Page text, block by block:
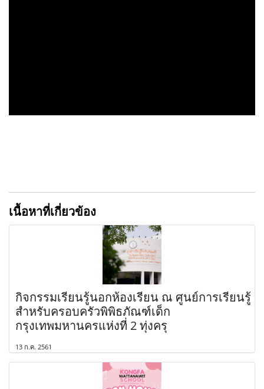
เนื้อหาที่เกี่ยวข้อง
กิจกรรมเรียนรู้นอกห้องเรียน ณ ศูนย์การเรียนรู้
สำหรับครอบครัวพิพิธภัณฑ์เด็ก
กรุงเทพมหานครแห่งที่ 2 ทุ่งครุ
13 ก.ค. 2561